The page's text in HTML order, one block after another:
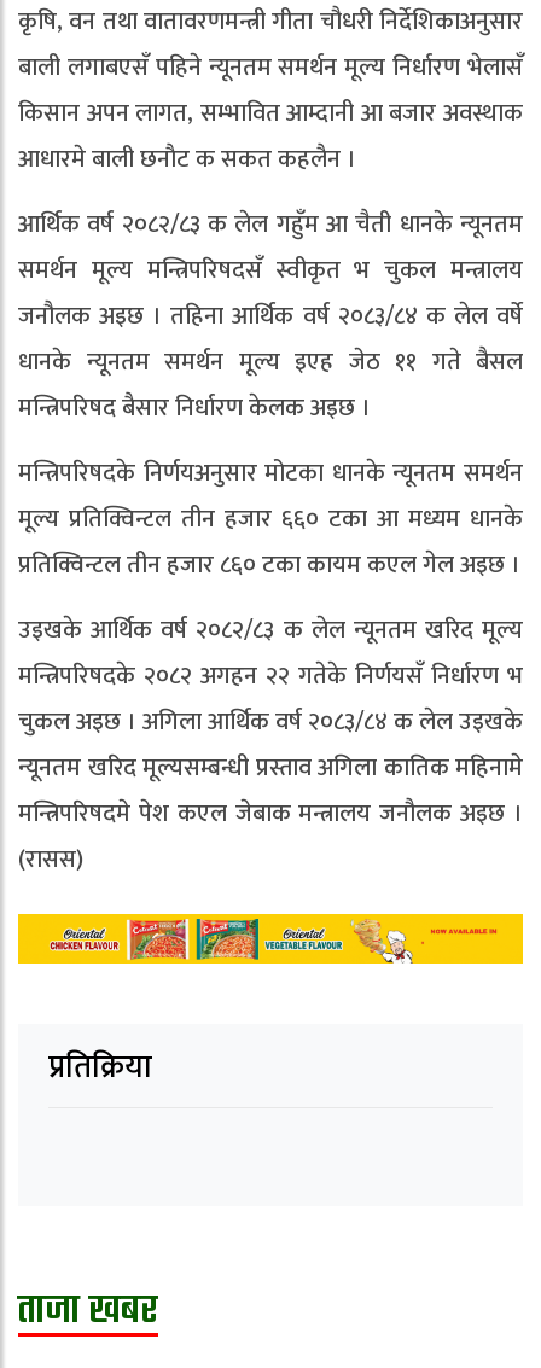
कृषि, वन तथा वातावरणमन्त्री गीता चौधरी निर्देशिकाअनुसार
बाली लगाबएसँ पहिने न्यूनतम समर्थन मूल्य निर्धारण भेलासँ
किसान अपन लागत, सम्भावित आम्दानी आ बजार अवस्थाक
आधारमे बाली छनाैट क सकत कहलैन ।
आर्थिक वर्ष २०८२/८३ क लेल गहुँम आ चैती धानके न्यूनतम
समर्थन मूल्य मन्त्रिपरिषदसँ स्वीकृत भ चुकल मन्त्रालय
जनौलक अइछ । तहिना आर्थिक वर्ष २०८३/८४ क लेल वर्षे
धानके न्यूनतम समर्थन मूल्य इएह जेठ ११ गते बैसल
मन्त्रिपरिषद बैसार निर्धारण केलक अइछ ।
मन्त्रिपरिषदके निर्णयअनुसार मोटका धानके न्यूनतम समर्थन
मूल्य प्रतिक्विन्टल तीन हजार ६६० टका आ मध्यम धानके
प्रतिक्विन्टल तीन हजार ८६० टका कायम कएल गेल अइछ ।
उइखके आर्थिक वर्ष २०८२/८३ क लेल न्यूनतम खरिद मूल्य
मन्त्रिपरिषदके २०८२ अगहन २२ गतेके निर्णयसँ निर्धारण भ
चुकल अइछ । अगिला आर्थिक वर्ष २०८३/८४ क लेल उइखके
न्यूनतम खरिद मूल्यसम्बन्धी प्रस्ताव अगिला कातिक महिनामे
मन्त्रिपरिषदमे पेश कएल जेबाक मन्त्रालय जनौलक अइछ ।
(रासस)
प्रतिक्रिया
ताजा खबर